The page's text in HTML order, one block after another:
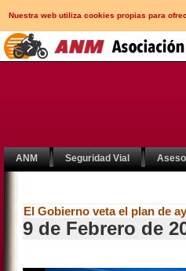
Nuestra web utiliza cookies propias para
ANM Seguridad Vial
El Gobierno veta el plan de
9 de Febrero de